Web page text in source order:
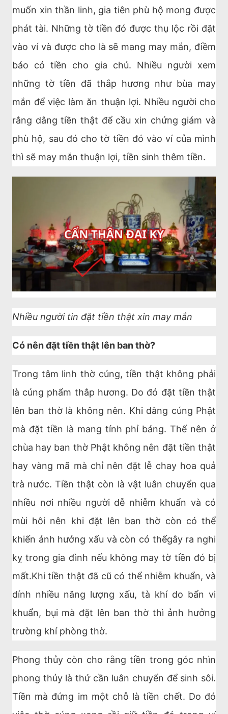
muốn xin thần linh, gia tiên phù hộ mong được
phát tài. Những tờ tiền đó được thụ lộc rồi đặt
vào ví và được cho là sẽ mang may mắn, điềm
báo có tiền cho gia chủ. Nhiều người xem
những tờ tiền đã thắp hương như bùa may
mắn để việc làm ăn thuận lợi. Nhiều người cho
rằng dâng tiền thật để cầu xin chứng giám và
phù hộ, sau đó cho tờ tiền đó vào ví của mình
thì sẽ may mắn thuận lợi, tiền sinh thêm tiền.
Nhiều người tin đặt tiền thật xin may mắn
Có nên đặt tiền thật lên ban thờ?
Trong tâm linh thờ cúng, tiền thật không phải
là cúng phẩm thắp hương. Do đó đặt tiền thật
lên ban thờ là không nên. Khi dâng cúng Phật
mà đặt tiền là mang tính phỉ báng. Thế nên ở
chùa hay ban thờ Phật không nên đặt tiền thật
hay vàng mã mà chỉ nên đặt lễ chay hoa quả
trà nước. Tiền thật còn là vật luân chuyển qua
nhiều nơi nhiều người dễ nhiễm khuẩn và có
mùi hôi nên khi đặt lên ban thờ còn có thể
khiến ảnh hưởng xấu và còn có thếgây ra nghi
kỵ trong gia đình nếu không may tờ tiền đó bị
mất.Khi tiền thật đã cũ có thể nhiễm khuẩn, và
dính nhiều năng lượng xấu, tà khí do bẩn vi
khuẩn, bụi mà đặt lên ban thờ thì ảnh hưởng
trường khí phòng thờ.
Phong thủy còn cho rằng tiền trong góc nhìn
phong thủy là thứ cần luân chuyển để sinh sôi.
Tiền mà đứng im một chỗ là tiền chết. Do đó